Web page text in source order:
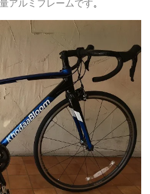
アルミフレームです。